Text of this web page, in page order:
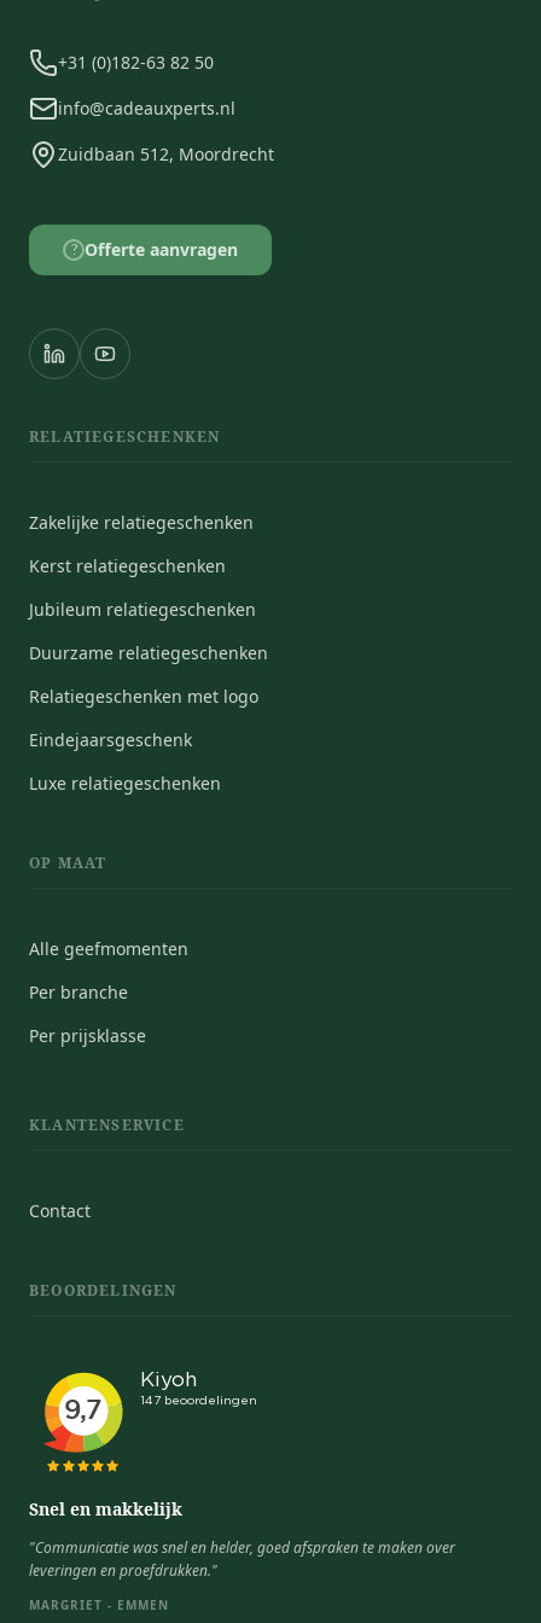
+31 (0)182-63 82 50
info@cadeauxperts.nl
Zuidbaan 512, Moordrecht
? Offerte aanvragen
RELATIEGESCHENKEN
Zakelijke relatiegeschenken
Kerst relatiegeschenken
Jubileum relatiegeschenken
Duurzame relatiegeschenken
Relatiegeschenken met logo
Eindejaarsgeschenk
Luxe relatiegeschenken
OP MAAT
Alle geefmomenten
Per branche
Per prijsklasse
KLANTENSERVICE
Contact
BEOORDELINGEN
Snel en makkelijk
"Communicatie was snel en helder, goed afspraken te maken over
leveringen en proefdrukken."
MARGRIET - EMMEN